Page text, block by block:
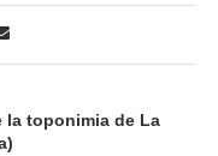
la toponimia de La